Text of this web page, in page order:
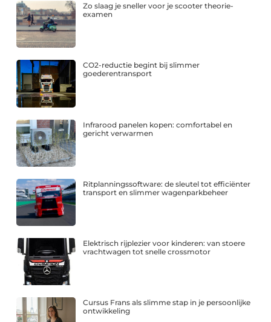
Zo slaag je sneller voor je scooter theorie-
examen
CO2-reductie begint bij slimmer
goederentransport
Infrarood panelen kopen: comfortabel en
gericht verwarmen
Ritplanningssoftware: de sleutel tot efficiënter
transport en slimmer wagenparkbeheer
Elektrisch rijplezier voor kinderen: van stoere
vrachtwagen tot snelle crossmotor
Cursus Frans als slimme stap in je persoonlijke
ontwikkeling